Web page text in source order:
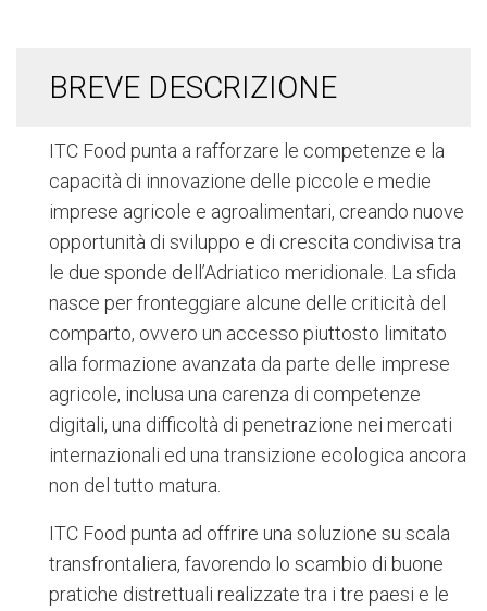
BREVE DESCRIZIONE
ITC Food punta a rafforzare le competenze e la
capacità di innovazione delle piccole e medie
imprese agricole e agroalimentari, creando nuove
opportunità di sviluppo e di crescita condivisa tra
le due sponde dell’Adriatico meridionale. La sfida
nasce per fronteggiare alcune delle criticità del
comparto, ovvero un accesso piuttosto limitato
alla formazione avanzata da parte delle imprese
agricole, inclusa una carenza di competenze
digitali, una difficoltà di penetrazione nei mercati
internazionali ed una transizione ecologica ancora
non del tutto matura.
ITC Food punta ad offrire una soluzione su scala
transfrontaliera, favorendo lo scambio di buone
pratiche distrettuali realizzate tra i tre paesi e le